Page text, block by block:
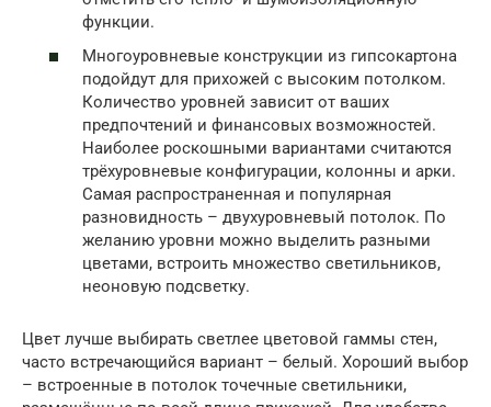
функции.
Многоуровневые конструкции из гипсокартона
подойдут для прихожей с высоким потолком.
Количество уровней зависит от ваших
предпочтений и финансовых возможностей.
Наиболее роскошными вариантами считаются
трёхуровневые конфигурации, колонны и арки.
Самая распространенная и популярная
разновидность – двухуровневый потолок. По
желанию уровни можно выделить разными
цветами, встроить множество светильников,
неоновую подсветку.
Цвет лучше выбирать светлее цветовой гаммы стен,
часто встречающийся вариант – белый. Хороший выбор
– встроенные в потолок точечные светильники,